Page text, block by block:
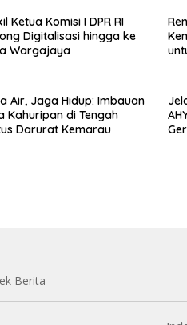
Ketua Komisi I DPR RI
Digitalisasi hingga ke
Wargajaya
Air, Jaga Hidup: Imbauan
Kahuripan di Tengah
Darurat Kemarau